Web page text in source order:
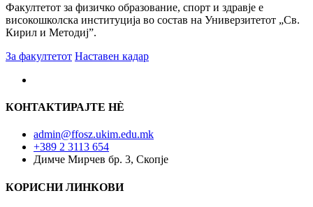
Факултетот за физичко образование, спорт и здравје е
високошколска институција во состав на Универзитетот „Св.
Кирил и Методиј”.
За факултетот Наставен кадар
КОНТАКТИРАЈТЕ НÈ
admin@ffosz.ukim.edu.mk
+389 2 3113 654
Димче Мирчев бр. 3, Скопје
КОРИСНИ ЛИНКОВИ